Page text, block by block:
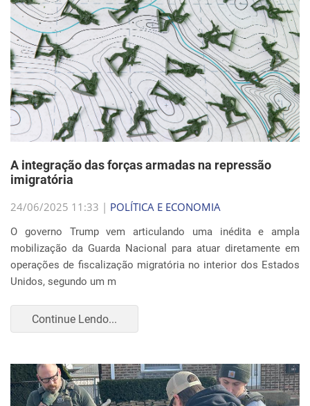
A integração das forças armadas na repressão
imigratória
24/06/2025 11:33 | POLÍTICA E ECONOMIA
O governo Trump vem articulando uma inédita e ampla
mobilização da Guarda Nacional para atuar diretamente em
operações de fiscalização migratória no interior dos Estados
Unidos, segundo um m
Continue Lendo...